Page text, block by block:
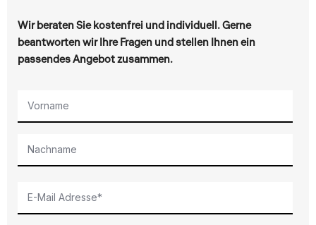
Wir beraten Sie kostenfrei und individuell. Gerne
beantworten wir Ihre Fragen und stellen Ihnen ein
passendes Angebot zusammen.